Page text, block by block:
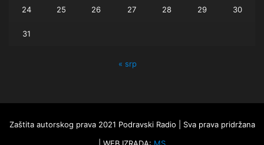
24 25 26 27 28 29 30
31
« srp
Zaštita autorskog prava 2021 Podravski Radio | Sva prava pridržana